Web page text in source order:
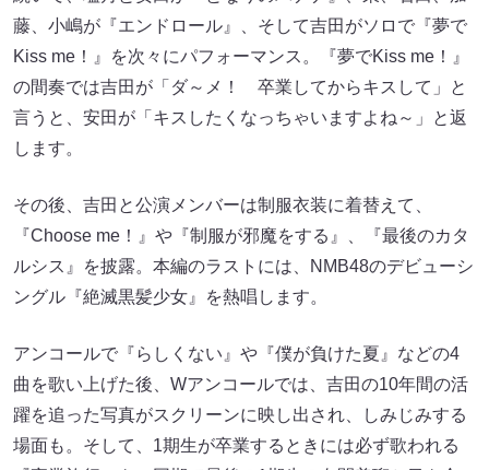
藤、小嶋が『エンドロール』、そして吉田がソロで『夢で
Kiss me！』を次々にパフォーマンス。『夢でKiss me！』
の間奏では吉田が「ダ～メ！ 卒業してからキスして」と
言うと、安田が「キスしたくなっちゃいますよね～」と返
します。
その後、吉田と公演メンバーは制服衣装に着替えて、
『Choose me！』や『制服が邪魔をする』、『最後のカタ
ルシス』を披露。本編のラストには、NMB48のデビューシ
ングル『絶滅黒髪少女』を熱唱します。
アンコールで『らしくない』や『僕が負けた夏』などの4
曲を歌い上げた後、Wアンコールでは、吉田の10年間の活
躍を追った写真がスクリーンに映し出され、しみじみする
場面も。そして、1期生が卒業するときには必ず歌われる